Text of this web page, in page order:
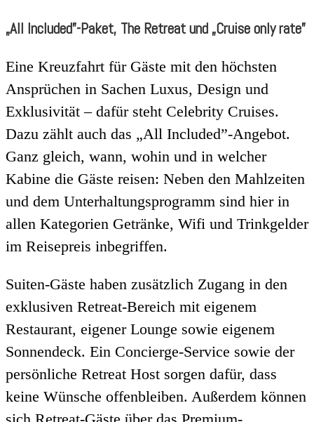
„All Included”-Paket, The Retreat und „Cruise only rate”
Eine Kreuzfahrt für Gäste mit den höchsten
Ansprüchen in Sachen Luxus, Design und
Exklusivität – dafür steht Celebrity Cruises.
Dazu zählt auch das „All Included”-Angebot.
Ganz gleich, wann, wohin und in welcher
Kabine die Gäste reisen: Neben den Mahlzeiten
und dem Unterhaltungsprogramm sind hier in
allen Kategorien Getränke, Wifi und Trinkgelder
im Reisepreis inbegriffen.
Suiten-Gäste haben zusätzlich Zugang in den
exklusiven Retreat-Bereich mit eigenem
Restaurant, eigener Lounge sowie eigenem
Sonnendeck. Ein Concierge-Service sowie der
persönliche Retreat Host sorgen dafür, dass
keine Wünsche offenbleiben. Außerdem können